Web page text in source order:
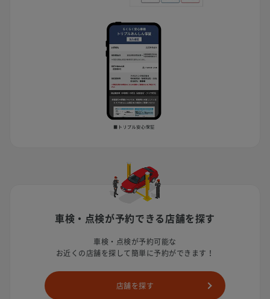
車検・点検が予約できる店舗を探す
車検・点検が予約可能な
お近くの店舗を探して簡単に予約ができます！
店舗を探す